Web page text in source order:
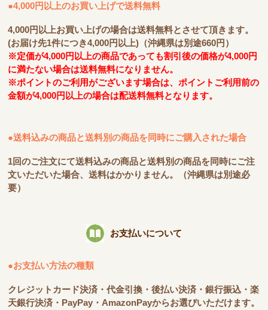
●4,000円以上のお買い上げで送料無料
4,000円以上お買い上げの場合は送料無料とさせて頂きます。
(お届け先1件につき4,000円以上)（沖縄県は別途660円）
※定価が4,000円以上の商品であっても割引後の価格が4,000円
に満たない場合は送料無料になりません。
※ポイントのご利用がございます場合は、ポイントご利用前の
金額が4,000円以上の場合は配送料無料となります。
●送料込みの商品と送料別の商品を同時にご購入された場合
1回のご注文にて送料込みの商品と送料別の商品を同時にご注
文いただいた場合、送料はかかりません。（沖縄県は別途必
要）
お支払いについて
●お支払い方法の種類
クレジットカード決済・代金引換・後払い決済・銀行振込・楽
天銀行決済・PayPay・AmazonPayからお選びいただけます。